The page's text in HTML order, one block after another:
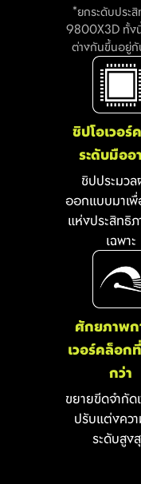
*ยกระดับประ
9800X3D ทั้ง
ต่างกันขึ้นอยู่
ชิปโอเวอร์
ระดับมือ
ชิปประมว
ออกแบบมาเ
แห่งประสิทธิ
เฉพาะ
ศักยภาพก
เวอร์คล็อก
กว่า
ขยายขีดจำกัด
ปรับแต่งคว
ระดับสูง
ค
การเพิ่มชั้นฟ
ที่ทนทานต่
ไฟฟ้าสถิ
การแผ่รังสีค
มีความทน
* ภาพข้างต้นใ
เท่านั้น กรุณาต
เมนบอร์